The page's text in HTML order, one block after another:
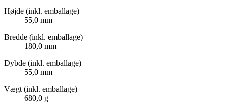
Højde (inkl. emballage)
55,0 mm
Bredde (inkl. emballage)
180,0 mm
Dybde (inkl. emballage)
55,0 mm
Vægt (inkl. emballage)
680,0 g